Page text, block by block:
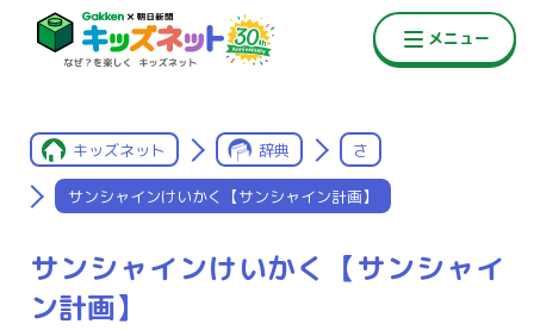
キッズネット 辞典 さ
サンシャインけいかく【サンシャイン計画】
サンシャインけいかく【サンシャイ
ン計画】